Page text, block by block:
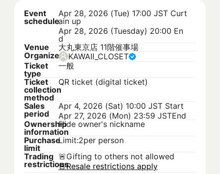
Event
schedule
Apr 28, 2026 (Tue) 17:00 JST Curt
ain up
Apr 28, 2026 (Tuesday) 20:00 En
d
Venue
大丸東京店 11階催事場
Organizer KAWAII_CLOSET
Ticket
type
一般
Ticket
collection
method
QR ticket (digital ticket)
Sales
period
Apr 4, 2026 (Sat) 10:00 JST Start
Apr 27, 2026 (Mon) 23:59 JSTEnd
Ownership
information
Hide owner's nickname
Purchase
limit
Limit:2per person
Trading
restrictions
🚨Gifting to others not allowed
🚨Resale restrictions apply